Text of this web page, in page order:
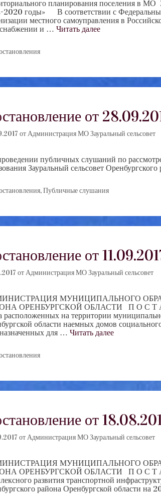
планирования поселения в МО
2020 годы» В соответствии с
местного самоуправления в
и … Читать далее
от
отАдминистрация МО Зауральный сельсовет
публичных слушаний по
Зауральный сельсовет
,Публичные слушания
от
отАдминистрация МО Зауральный сельсовет
МУНИЦИПАЛЬНОГО
ОРЕНБУРГСКОЙ ОБЛАСТИ П О С Т А
расположенных на территории
области наемных домов
для … Читать далее
от
отАдминистрация МО Зауральный сельсовет
МУНИЦИПАЛЬНОГО
ОРЕНБУРГСКОЙ ОБЛАСТИ П О С Т А
развития транспортной
района Оренбургской области